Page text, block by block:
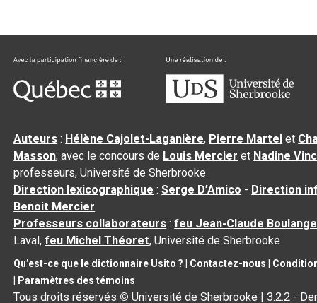
Auteurs : Hélène Cajolet-Laganière, Pierre Martel et
Masson, avec le concours de Louis Mercier et Nadine
professeurs, Université de Sherbrooke
Direction lexicographique :Serge D’Amico - Direction
Benoit Mercier
Professeurs collaborateurs :feu Jean-Claude
Laval,feu Michel Théoret, Université de Sherbrooke
Qu’est-ce que le dictionnaire Usito ? Contactez-nous
Paramètres des témoins
Tous droits réservés © Université de Sherbrooke |3.2.2 -